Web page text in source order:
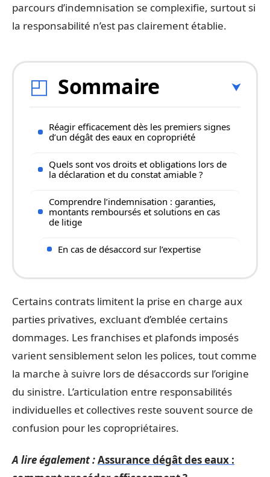
parcours d’indemnisation se complexifie, surtout si
la responsabilité n’est pas clairement établie.
Sommaire
Réagir efficacement dès les premiers signes
d’un dégât des eaux en copropriété
Quels sont vos droits et obligations lors de
la déclaration et du constat amiable ?
Comprendre l’indemnisation : garanties,
montants remboursés et solutions en cas
de litige
En cas de désaccord sur l’expertise
Certains contrats limitent la prise en charge aux
parties privatives, excluant d’emblée certains
dommages. Les franchises et plafonds imposés
varient sensiblement selon les polices, tout comme
la marche à suivre lors de désaccords sur l’origine
du sinistre. L’articulation entre responsabilités
individuelles et collectives reste souvent source de
confusion pour les copropriétaires.
A lire également :Assurance dégât des eaux :